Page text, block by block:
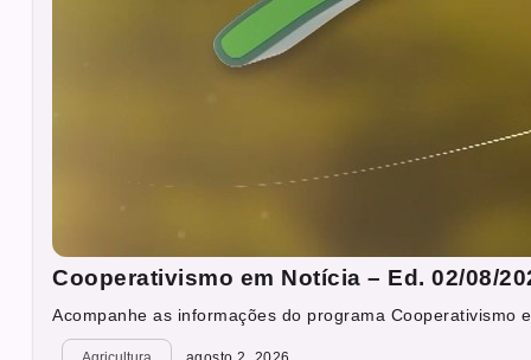
Cooperativismo em Notícia – Ed. 02/08/
Acompanhe as informações do programa Cooperativismo